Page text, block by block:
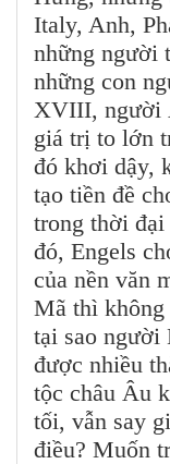
Italy, Anh,
những người
những con
XVIII, người
giá trị to lớn
đó khơi dậy,
tạo tiền đề
trong thời
đó, Engels
của nền văn
Mã thì
tại sao người
được nhiều
tộc châu Âu
tối, vẫn say
điều? Muốn